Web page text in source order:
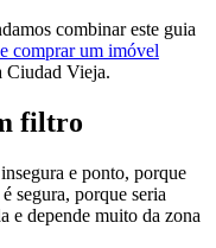
combinar este guia
comprar um imóvel
Ciudad Vieja.
filtro
e ponto, porque
segura, porque seria
e depende muito da zona